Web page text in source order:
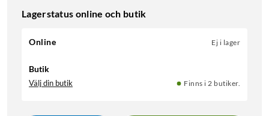
Lagerstatus online och butik
Online Ej i lager
Butik
Välj din butik Finns i 2 butiker.